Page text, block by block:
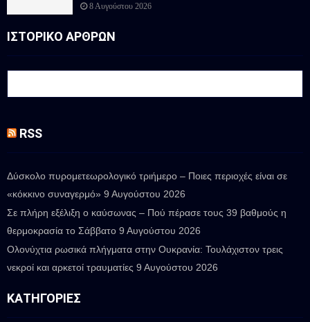
8 Αυγούστου 2026
ΙΣΤΟΡΙΚΟ ΑΡΘΡΩΝ
RSS
Δύσκολο πυρομετεωρολογικό τριήμερο – Ποιες περιοχές είναι σε
«κόκκινο συναγερμό» 9 Αυγούστου 2026
Σε πλήρη εξέλιξη ο καύσωνας – Πού πέρασε τους 39 βαθμούς η
θερμοκρασία το Σάββατο 9 Αυγούστου 2026
Ολονύχτια ρωσικά πλήγματα στην Ουκρανία: Τουλάχιστον τρεις
νεκροί και αρκετοί τραυματίες 9 Αυγούστου 2026
ΚΑΤΗΓΟΡΊΕΣ